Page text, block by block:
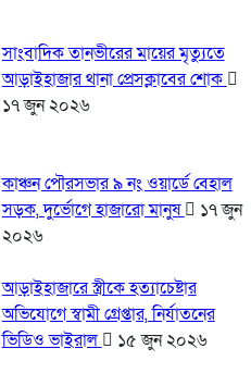
সাংবাদিক তানভীরের মায়ের মৃত্যুতে
আড়াইহাজার থানা প্রেসক্লাবের শোক
১৭ জুন ২০২৬
কাঞ্চন পৌরসভার ৯ নং ওয়ার্ডে বেহাল
সড়ক, দুর্ভোগে হাজারো মানুষ
১৭ জুন
২০২৬
আড়াইহাজারে স্ত্রীকে হত্যাচেষ্টার
অভিযোগে স্বামী গ্রেপ্তার, নির্যাতনের
ভিডিও ভাইরাল
১৫ জুন ২০২৬